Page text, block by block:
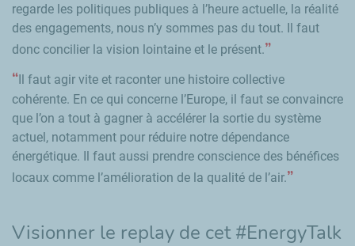
regarde les politiques publiques à l’heure actuelle, la réalité
des engagements, nous n’y sommes pas du tout. Il faut
donc concilier la vision lointaine et le présent.
Il faut agir vite et raconter une histoire collective
cohérente. En ce qui concerne l’Europe, il faut se convaincre
que l’on a tout à gagner à accélérer la sortie du système
actuel, notamment pour réduire notre dépendance
énergétique. Il faut aussi prendre conscience des bénéfices
locaux comme l’amélioration de la qualité de l’air.
Visionner le replay de cet #EnergyTalk